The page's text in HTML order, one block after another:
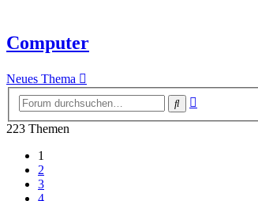
Computer
Neues Thema
Suche
223 Themen
1
2
3
4